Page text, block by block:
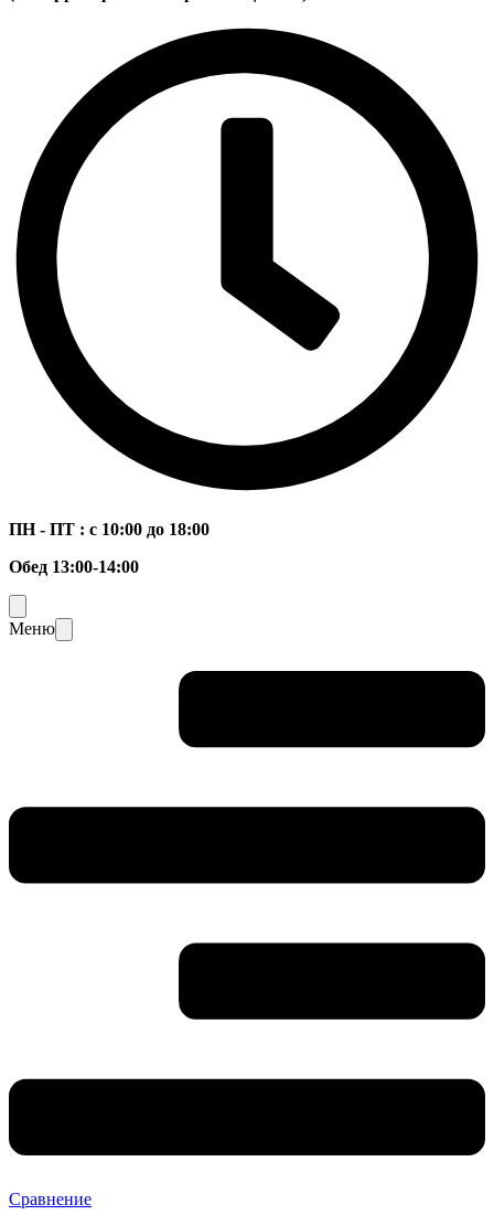
ПН - ПТ : с 10:00 до 18:00
Обед 13:00-14:00
Меню
Сравнение